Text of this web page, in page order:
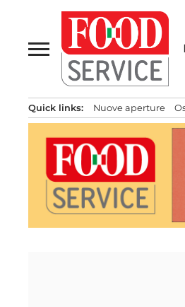
contenuto
Quick links: Nuove aperture